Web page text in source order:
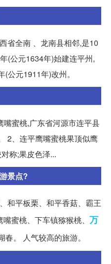
省全南 、龙南县相邻,是10
(公元1634年)始建连平州,
公元1911年)改州。
嘴蜜桃,广东省河源市连平县
2、连平鹰嘴蜜桃果顶似鹰
称;果皮色泽...
景点?
和平板栗、和平香菇、霸王
蜜桃、下车镇猕猴桃、 万
。 人气较高的旅游。